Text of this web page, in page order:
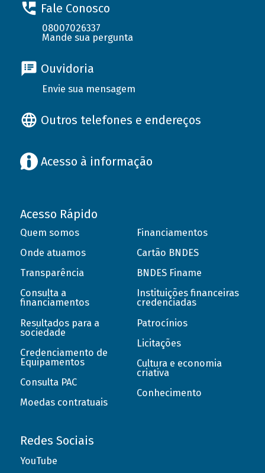
Fale Conosco
08007026337
Mande sua pergunta
Ouvidoria
Envie sua mensagem
Outros telefones e endereços
Acesso à informação
Acesso Rápido
Quem somos
Onde atuamos
Transparência
Consulta a
financiamentos
Resultados para a
sociedade
Credenciamento de
Equipamentos
Consulta PAC
Moedas contratuais
Financiamentos
Cartão BNDES
BNDES Finame
Instituições financeiras
credenciadas
Patrocínios
Licitações
Cultura e economia
criativa
Conhecimento
Redes Sociais
YouTube